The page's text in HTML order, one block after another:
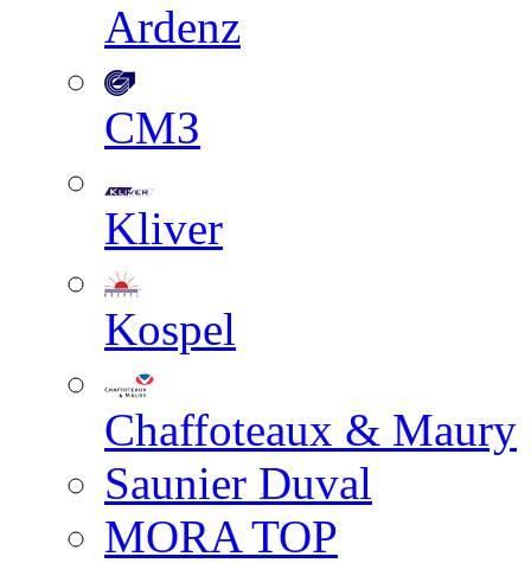
Ardenz
СМЗ
Kliver
Kospel
Chaffoteaux & Maury
Saunier Duval
MORA TOP